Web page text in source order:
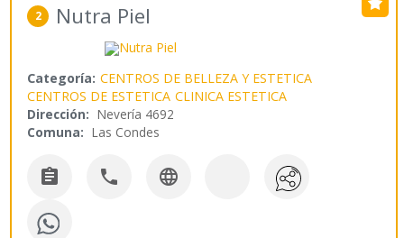
2 Nutra Piel
Categoría: CENTROS DE BELLEZA Y ESTETICA
CENTROS DE ESTETICA CLINICA ESTETICA
Dirección: Nevería 4692
Comuna: Las Condes
  